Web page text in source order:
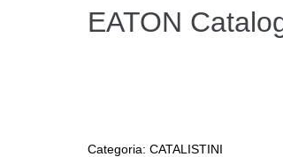
EATON
Categoria:CATALISTINI